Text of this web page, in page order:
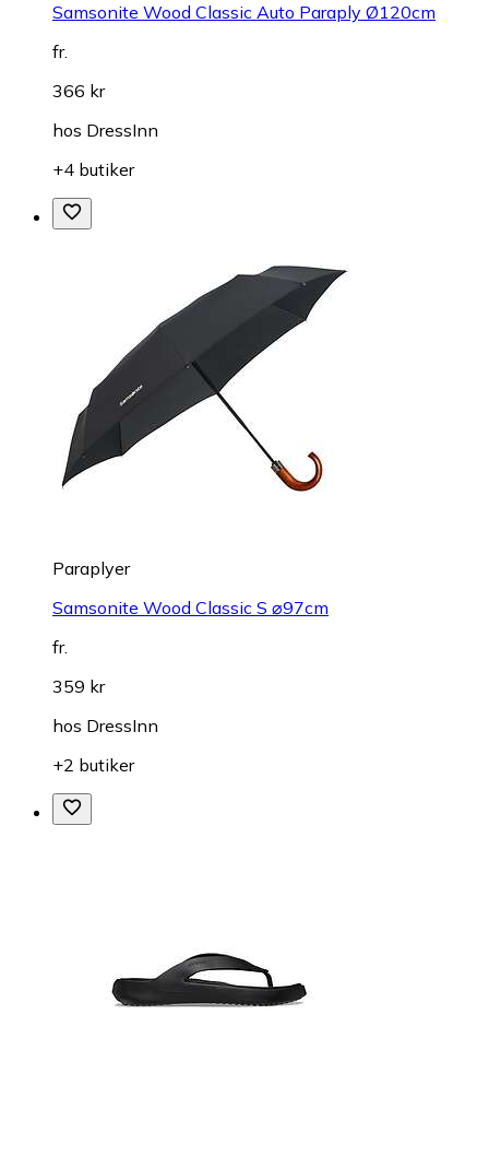
Samsonite Wood Classic Auto Paraply Ø120cm
fr.
366 kr
hos DressInn
+4 butiker
Paraplyer
Samsonite Wood Classic S ⌀97cm
fr.
359 kr
hos DressInn
+2 butiker